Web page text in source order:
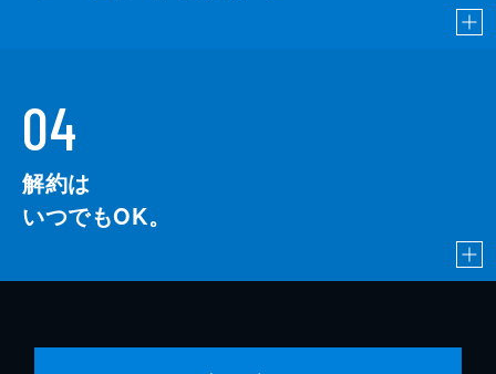
04
解約は
いつでもOK。